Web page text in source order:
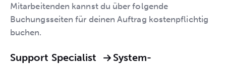
Mitarbeitenden kannst du über folgende
Buchungsseiten für deinen Auftrag kostenpflichtig
buchen.
Support Specialist
System-